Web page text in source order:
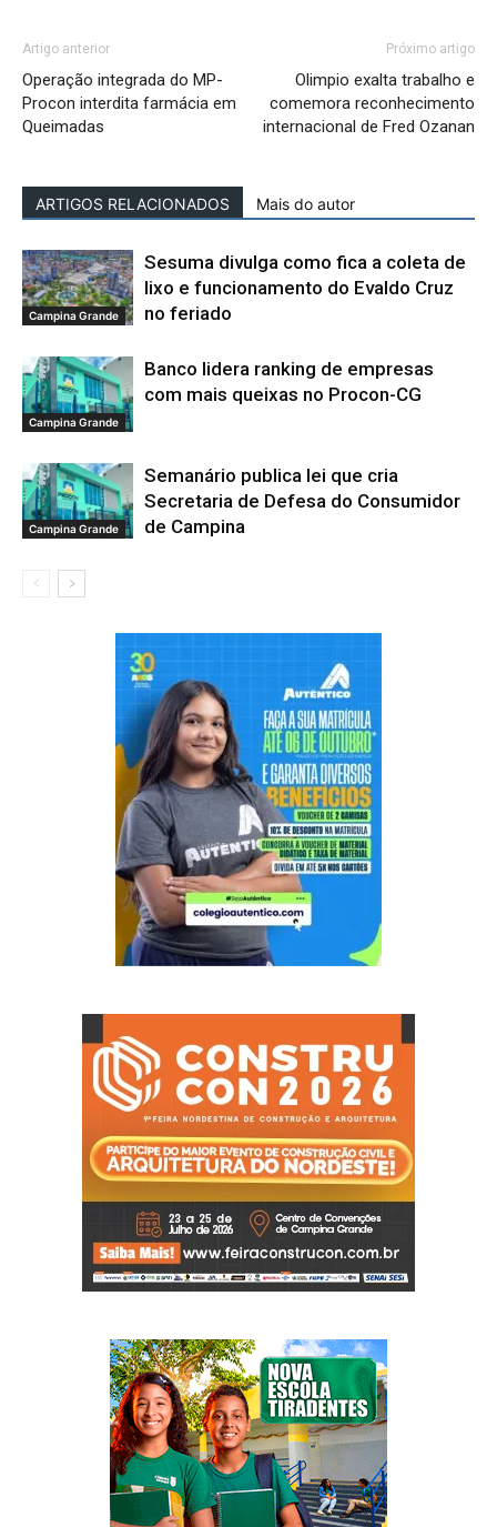
Artigo anterior
Operação integrada do MP-
Procon interdita farmácia em
Queimadas
Próximo artigo
Olimpio exalta trabalho e
comemora reconhecimento
internacional de Fred Ozanan
ARTIGOS RELACIONADOS Mais do autor
Campina Grande
Sesuma divulga como fica a coleta de
lixo e funcionamento do Evaldo Cruz
no feriado
Campina Grande
Banco lidera ranking de empresas
com mais queixas no Procon-CG
Campina Grande
Semanário publica lei que cria
Secretaria de Defesa do Consumidor
de Campina